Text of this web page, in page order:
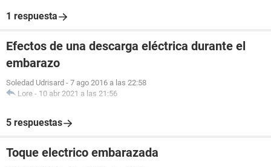
1 respuesta
Efectos de una descarga eléctrica durante el
embarazo
Soledad Udrisard - 7 ago 2016 a las 22:58
Lore - 10 abr 2021 a las 21:56
5 respuestas
Toque electrico embarazada